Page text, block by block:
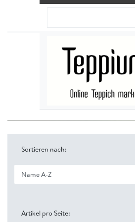
Sortieren nach:
Artikel pro Seite: